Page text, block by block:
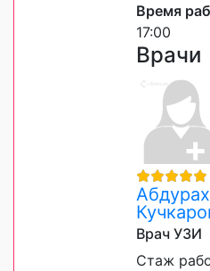
Время
17:00
Врачи
Врач УЗИ
Стаж